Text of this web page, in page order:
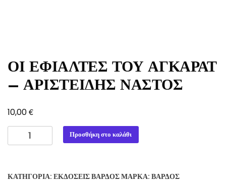
ΟΙ ΕΦΙΑΛΤΕΣ ΤΟΥ ΑΓΚΑΡΑΤ
– ΑΡΙΣΤΕΙΔΗΣ ΝΑΣΤΟΣ
10,00€
ΕΦΙΑΛΤΕΣ
-
Προσθήκη στο καλάθι
ΚΑΤΗΓΟΡΊΑ: ΕΚΔΌΣΕΙΣ ΒΆΡΔΟΣΜΆΡΚΑ: ΒΆΡΔΟΣ